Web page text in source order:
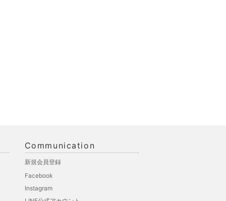
Communication
新規会員登録
Facebook
Instagram